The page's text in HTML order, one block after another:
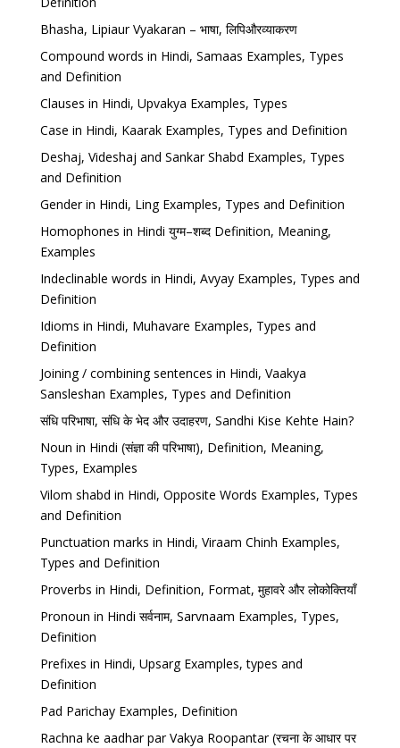
Bhasha, Lipiaur Vyakaran – भाषा, लिपिऔरव्याकरण
Compound words in Hindi, Samaas Examples, Types
and Definition
Clauses in Hindi, Upvakya Examples, Types
Case in Hindi, Kaarak Examples, Types and Definition
Deshaj, Videshaj and Sankar Shabd Examples, Types
and Definition
Gender in Hindi, Ling Examples, Types and Definition
Homophones in Hindi युग्म–शब्द Definition, Meaning,
Examples
Indeclinable words in Hindi, Avyay Examples, Types and
Definition
Idioms in Hindi, Muhavare Examples, Types and
Definition
Joining / combining sentences in Hindi, Vaakya
Sansleshan Examples, Types and Definition
संधि परिभाषा, संधि के भेद और उदाहरण, Sandhi Kise Kehte Hain?
Noun in Hindi (संज्ञा की परिभाषा), Definition, Meaning,
Types, Examples
Vilom shabd in Hindi, Opposite Words Examples, Types
and Definition
Punctuation marks in Hindi, Viraam Chinh Examples,
Types and Definition
Proverbs in Hindi, Definition, Format, मुहावरे और लोकोक्तियाँ
Pronoun in Hindi सर्वनाम, Sarvnaam Examples, Types,
Definition
Prefixes in Hindi, Upsarg Examples, types and
Definition
Pad Parichay Examples, Definition
Rachna ke aadhar par Vakya Roopantar (रचना के आधार पर